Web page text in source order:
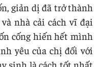
giản dị đã trở thành
nhà cải cách vĩ đại
cống hiến hết mình
yêu của chị đối với
sinh là cách tốt nhất